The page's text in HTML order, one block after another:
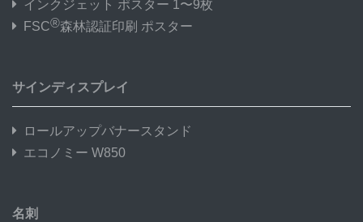
インクジェット ポスター 1〜9枚
FSC®森林認証印刷 ポスター
サインディスプレイ
ロールアップバナースタンド
エコノミー W850
名刺